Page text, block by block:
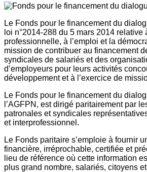
Le Fonds pour le financement du
loi n°2014-288 du 5 mars 2014 relative
professionnelle, à l’emploi et la
mission de contribuer au financement
syndicales de salariés et des
d’employeurs pour leurs activités
développement et à l’exercice de
Le Fonds pour le financement du
l’AGFPN, est dirigé paritairement par
patronales et syndicales
et interprofessionnel.
Le Fonds paritaire s’emploie à fournir
financière, irréprochable, certifiée et
lieu de référence où cette information
plus grand nombre, salariés, citoyens